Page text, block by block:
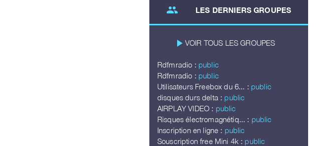
group LES DERNIERS GROUPES
play_arrow VOIR TOUS LES GROUPES
Rdfmradio : public
Rdfmradio : public
Utilisateurs Freebox du 6... : public
disques durs delta : public
AIRPLAY VIDEO : public
Risques électromagnétiq... : public
Inscription en ligne : public
Souscription free Mini 4k : public